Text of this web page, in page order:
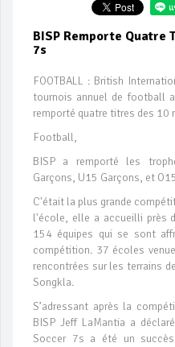
BISP Remporte Quatre
7s
FOOTBALL : British
tournois annuel de football
remporté quatre titres des 10
Football,
BISP a remporté les
Garçons, U15 Garçons, et
C'était la plus grande
l'école, elle a accueilli près
154 équipes qui se sont
compétition. 37 écoles
rencontrées sur les terrains
Songkla.
S’adressant après la
BISP Jeff LaMantia a
Soccer 7s a été un